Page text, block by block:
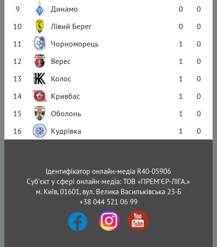
9
Динамо 0
0
10
Лівий Берег 0
0
11
Чорноморець 1
0
12
Верес 1
0
13
Колос 1
0
14
Кривбас 1
0
15
Оболонь 1
0
16
Кудрівка 1 0
Ідентифікатор онлайн-медіа R40-05906
Суб'єкт у сфері онлайн-медіа: ТОВ «ПРЕМ’ЄР-ЛІГА.»
м. Київ, 01601, вул. Велика Васильківська 23-Б
+38 044 521 06 99